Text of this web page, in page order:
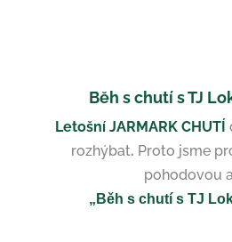
Běh s chutí s TJ
Letošní JARMARK CHUTÍ
rozhýbat. Proto jsme
pohodovou
„Běh s chutí s TJ